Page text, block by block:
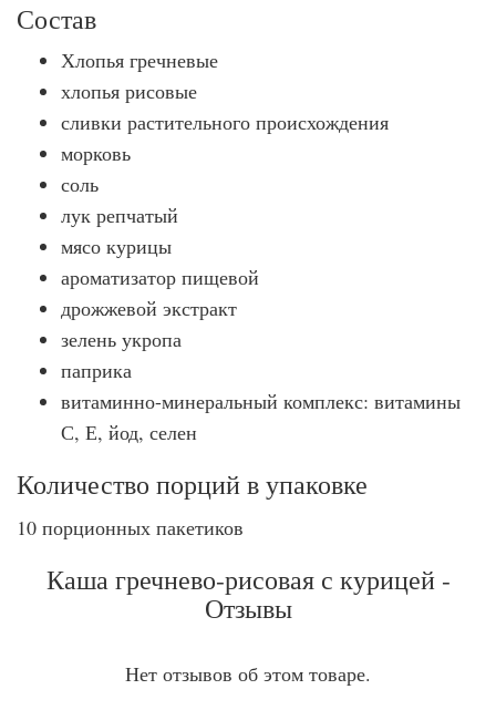
Состав
Хлопья гречневые
хлопья рисовые
сливки растительного происхождения
морковь
соль
лук репчатый
мясо курицы
ароматизатор пищевой
дрожжевой экстракт
зелень укропа
паприка
витаминно-минеральный комплекс: витамины
С, Е, йод, селен
Количество порций в упаковке
10 порционных пакетиков
Каша гречнево-рисовая с курицей -
Отзывы
Нет отзывов об этом товаре.